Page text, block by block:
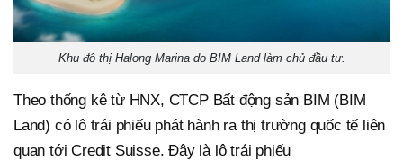
Khu đô thị Halong Marina do BIM Land làm chủ đầu tư.
Theo thống kê từ HNX, CTCP Bất động sản BIM (BIM
Land) có lô trái phiếu phát hành ra thị trường quốc tế liên
quan tới Credit Suisse. Đây là lô trái phiếu